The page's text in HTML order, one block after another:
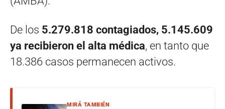
De los 5.279.818 contagiados, 5.145.609
ya recibieron el alta médica, en tanto que
18.386 casos permanecen activos.
MIRÁ TAMBIÉN